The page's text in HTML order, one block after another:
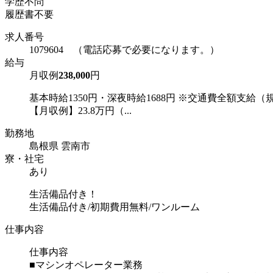
履歴書不要
求人番号
1079604 （電話応募で必要になります。）
給与
月収例238,000円
基本時給1350円・深夜時給1688円 ※交通費全額支給（
【月収例】23.8万円（...
勤務地
島根県 雲南市
寮・社宅
あり
生活備品付き！
生活備品付き/初期費用無料/ワンルーム
仕事内容
仕事内容
■マシンオペレーター業務